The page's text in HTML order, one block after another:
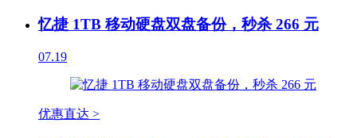
忆捷 1TB 移动硬盘双盘备份，秒杀 266 元
07.19
优惠直达 >